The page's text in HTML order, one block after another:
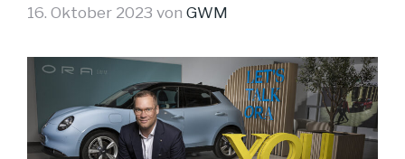
16. Oktober 2023 von GWM